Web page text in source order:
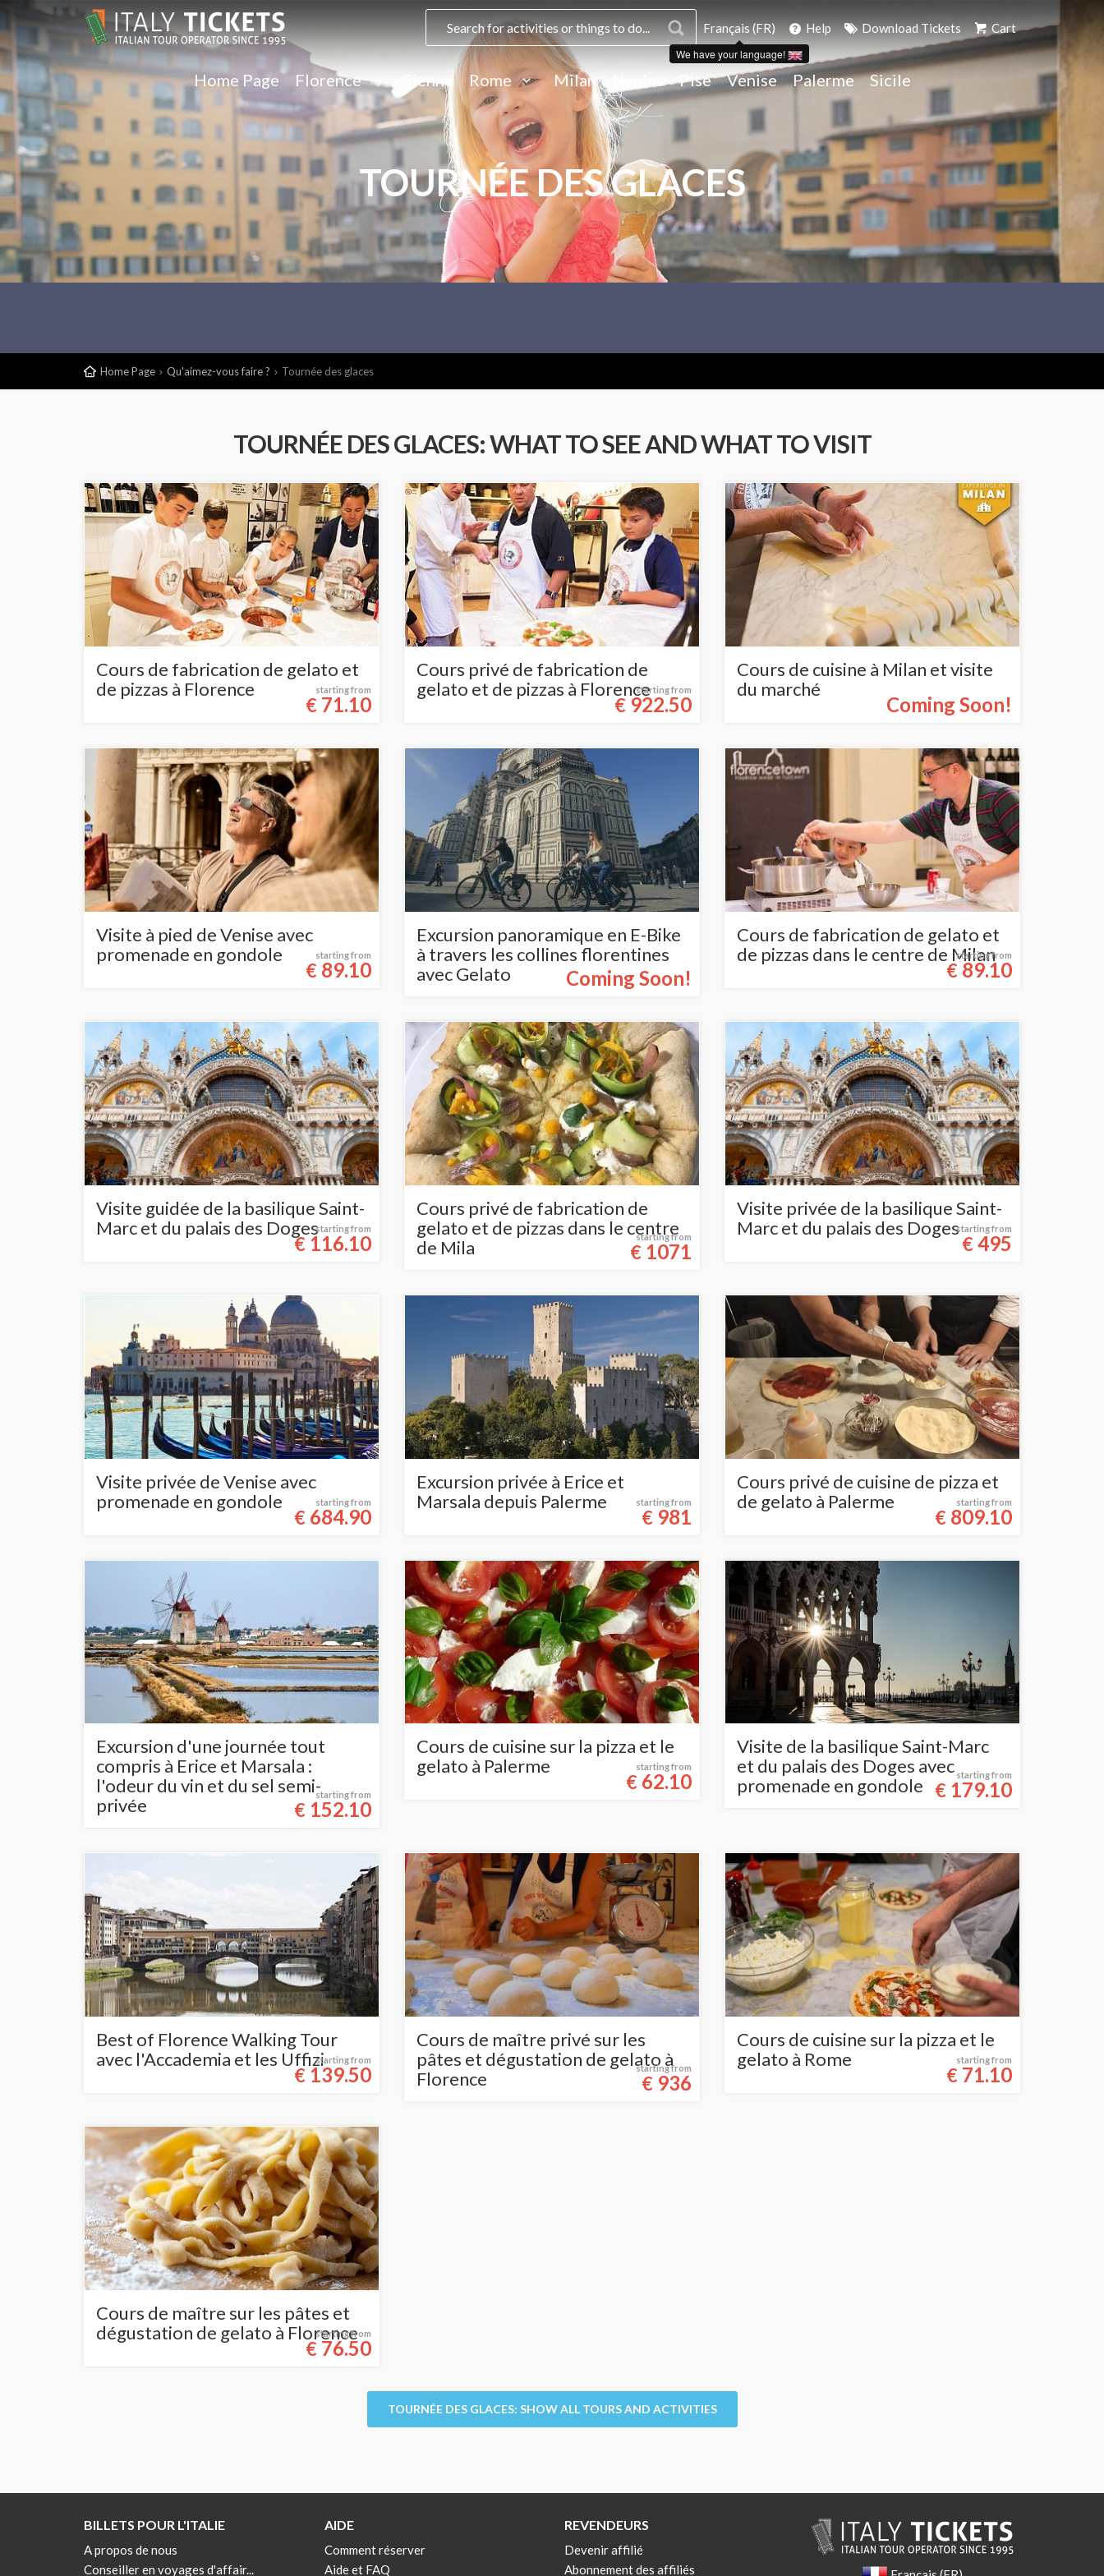
Français (FR)
We have your language!
Help Download Tickets Cart
Home Page Florence Sienne Rome Milan Pise Venise Palerme Sicile
TOURNÉE DES GLACES
Home Page Qu'aimez-vous faire ? Tournée des glaces
TOURNÉE DES GLACES: WHAT TO SEE AND WHAT TO VISIT
Cours de fabrication de gelato et
de pizzas à Florence
starting from
€ 71.10
Cours privé de fabrication de
gelato et de pizzas à Florencestarting from
€ 922.50
Cours de cuisine à Milan et visite
du marché
Coming Soon!
Visite à pied de Venise avec
promenade en gondole
starting from
€ 89.10
Excursion panoramique en E-Bike
à travers les collines florentines
avec Gelato
Coming Soon!
Cours de fabrication de gelato et
de pizzas dans le centre de Milan
starting from
€ 89.10
Visite guidée de la basilique Saint-
Marc et du palais des Dogesstarting from
€116.10
Cours privé de fabrication de
gelato et de pizzas dans le centre
de Mila
starting from
€ 1071
Visite privée de la basilique Saint-
Marc et du palais des Dogesstarting from
€495
Visite privée de Venise avec
promenade en gondole
starting from
€ 684.90
Excursion privée à Erice et
Marsala depuis Palerme
starting from
€ 981
Cours privé de cuisine de pizza et
de gelato à Palerme
starting from
€ 809.10
Excursion d'une journée tout
compris à Erice et Marsala :
l'odeur du vin et du sel semi-
privée
starting from
€ 152.10
Cours de cuisine sur la pizza et le
gelato à Palerme
starting from
€ 62.10
Visite de la basilique Saint-Marc
et du palais des Doges avec
promenade en gondole
starting from
€ 179.10
Best of Florence Walking Tour
avec l'Accademia et les Uffizistarting from
€ 139.50
Cours de maître privé sur les
pâtes et dégustation de gelato à
Florence
starting from
€ 936
Cours de cuisine sur la pizza et le
gelato à Rome
starting from
€ 71.10
Cours de maître sur les pâtes et
dégustation de gelato à Florence
starting from
€ 76.50
TOURNÉE DES GLACES: SHOW ALL TOURS AND ACTIVITIES
BILLETS POUR L'ITALIE
A propos de nous
Conseiller en voyages d'affair...
AIDE
Comment réserver
Aide et FAQ
REVENDEURS
Devenir affilié
Abonnement des affiliés